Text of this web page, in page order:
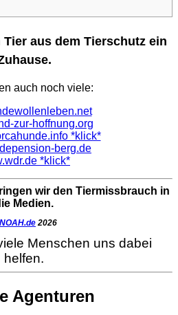
aus dem Tierschutz ein
auch noch viele:
zur-hoffnung.org
*klick*
berg.de
*klick*
wir den Tiermissbrauch in
Medien.
NOAH.de 2026
Menschen uns dabei
helfen.
Agenturen